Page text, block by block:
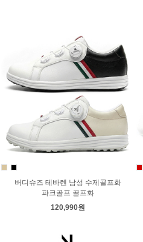
버디슈즈 테바렌 남성 수제골프화
파크골프 골프화
120,990원